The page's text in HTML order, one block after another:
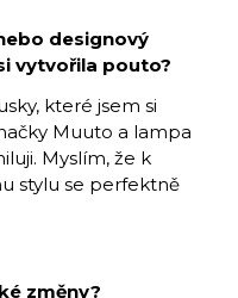
designový
vytvořila pouto?
které jsem si
Muuto a lampa
Myslím, že k
stylu se perfektně
změny?